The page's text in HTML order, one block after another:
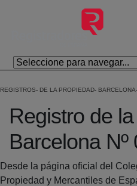
Saltar al contenido principal
REGISTROS DE LA PROPIEDAD BARCELONA
Registro de
Barcelona Nº
Desde la página oficial del
Propiedad y Mercantiles de